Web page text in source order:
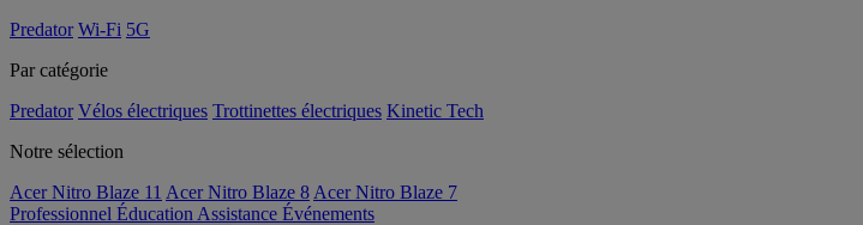
Predator Wi-Fi 5G
Par catégorie
Predator Vélos électriques Trottinettes électriques Kinetic Tech
Notre sélection
Acer Nitro Blaze 11 Acer Nitro Blaze 8 Acer Nitro Blaze 7
Professionnel Éducation Assistance Événements